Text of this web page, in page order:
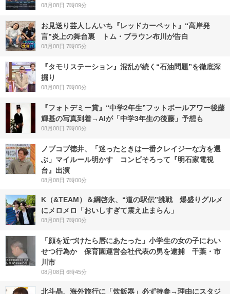
08月08日 7時09分
お見送り芸人しんいち『レッドカーペット』“高岸発
言”炎上の舞台裏 トム・ブラウン布川が告白
08月08日 7時05分
『タモリステーション』混乱が続く“石油問題”を徹底深
掘り
08月08日 7時00分
『フォトデミー賞』“中学2年生”フットボールアワー後藤
輝基の写真到着→AIが「中学3年生の後藤」予想も
08月08日 7時00分
ノブコブ徳井、「迷ったときは一番クレイジーな方を選
ぶ」マイルール明かす コンビそろって『明石家電視
台』出演
08月08日 7時00分
K（&TEAM）＆綱啓永、“道の駅伝”挑戦 爆盛りグルメ
にメロメロ「おいしすぎて震え止まらん」
08月08日 7時00分
「顔を近づけたら唇にあたった」小学生の女の子にわい
せつ行為か 保育園運営会社代表の男を逮捕 千葉・市
川市
08月08日 6時45分
北斗晶、海外旅行に「炊飯器」必ず持参→理由にスタジ